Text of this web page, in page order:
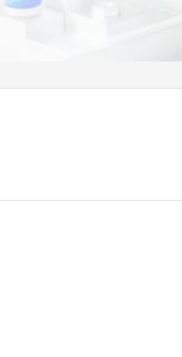
全托管，含MySQL、PostgreSQL、SQL Server、MariaDB多引擎 实现全站HTTPS，
Claude Code +